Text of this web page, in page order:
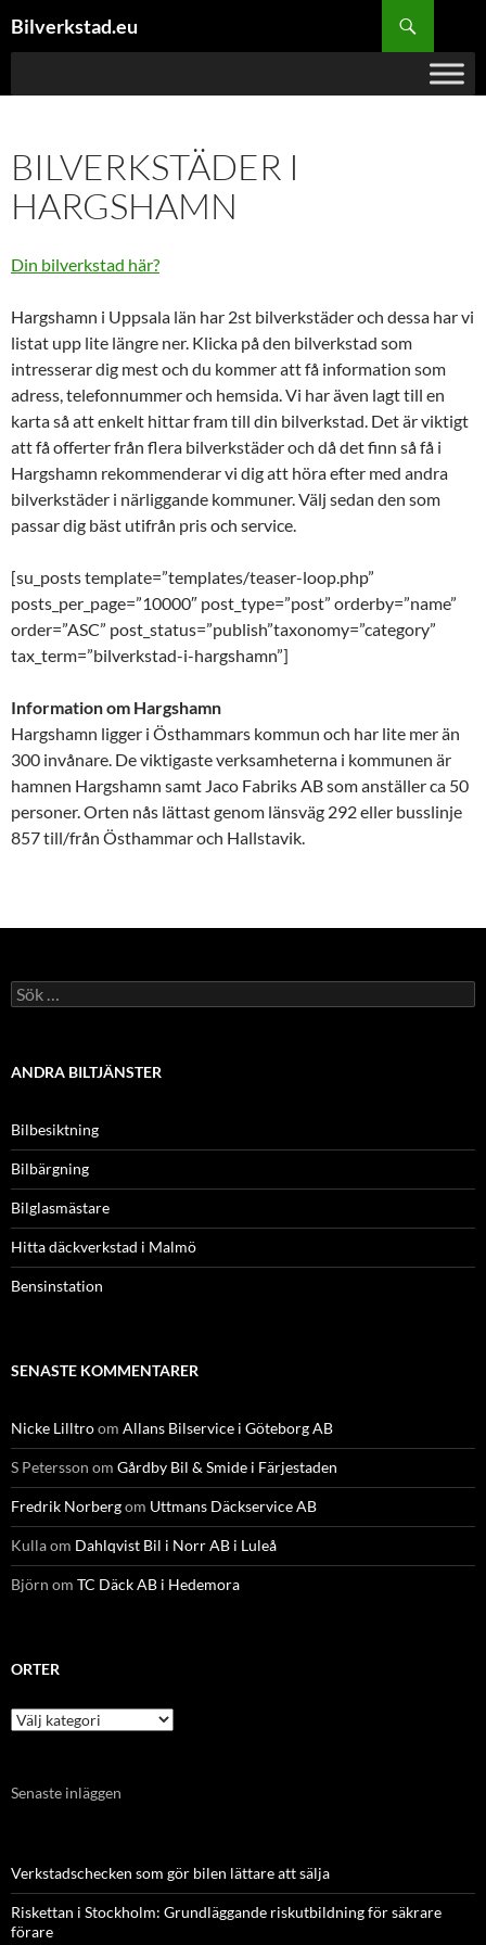
tillBilverkstad.eu
BILVERKSTÄDER I
HARGSHAMN
Din bilverkstad här?
Hargshamn i Uppsala län har 2st bilverkstäder och dessa har vi
listat upp lite längre ner. Klicka på den bilverkstad som
intresserar dig mest och du kommer att få information som
adress, telefonnummer och hemsida. Vi har även lagt till en
karta så att enkelt hittar fram till din bilverkstad. Det är viktigt
att få offerter från flera bilverkstäder och då det finn så få i
Hargshamn rekommenderar vi dig att höra efter med andra
bilverkstäder i närliggande kommuner. Välj sedan den som
passar dig bäst utifrån pris och service.
[su_posts template=”templates/teaser-loop.php”
posts_per_page=”10000″ post_type=”post” orderby=”name”
order=”ASC” post_status=”publish”taxonomy=”category”
tax_term=”bilverkstad-i-hargshamn”]
Information om Hargshamn
Hargshamn ligger i Östhammars kommun och har lite mer än
300 invånare. De viktigaste verksamheterna i kommunen är
hamnen Hargshamn samt Jaco Fabriks AB som anställer ca 50
personer. Orten nås lättast genom länsväg 292 eller busslinje
857 till/från Östhammar och Hallstavik.
Sök
efter:
ANDRA BILTJÄNSTER
Bilbesiktning
Bilbärgning
Bilglasmästare
Hitta däckverkstad i Malmö
Bensinstation
SENASTE KOMMENTARER
Nicke Lilltroom Allans Bilservice i Göteborg AB
S Petersson om Gårdby Bil & Smide i Färjestaden
Fredrik Norbergom Uttmans Däckservice AB
Kullaom Dahlqvist Bil i Norr AB i Luleå
Björn om TC Däck AB i Hedemora
ORTER
Orter
Senaste inläggen
Verkstadschecken som gör bilen lättare att sälja
Riskettan i Stockholm: Grundläggande riskutbildning för säkrare
förare